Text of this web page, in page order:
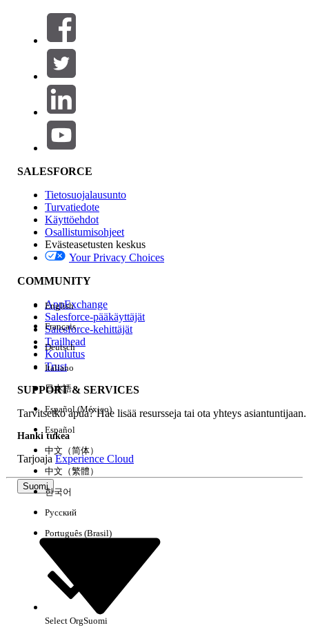
Suodatusperuste (0)
VALITSE SUODATTIMET
Tuotealue
Ominaisuuden vaikutus
Edition
Kokemus
Tyhjennä kaikki Valmis
SALESFORCE
Tietosuojalausunto
Turvatiedote
Käyttöehdot
Osallistumisohjeet
Evästeasetusten keskus
Your Privacy Choices
COMMUNITY
AppExchange
Salesforce-pääkäyttäjät
Salesforce-kehittäjät
Trailhead
Koulutus
Trust
SUPPORT & SERVICES
Tarvitsetko apua? Hae lisää resursseja tai ota yhteys asiantuntijaan.
Hanki tukea
TarjoajaExperience Cloud
Suomi
English
Français
Deutsch
Italiano
日本語
Español (México)
Español
中文（简体）
中文（繁體）
한국어
Русский
Português (Brasil)
Select OrgSuomi